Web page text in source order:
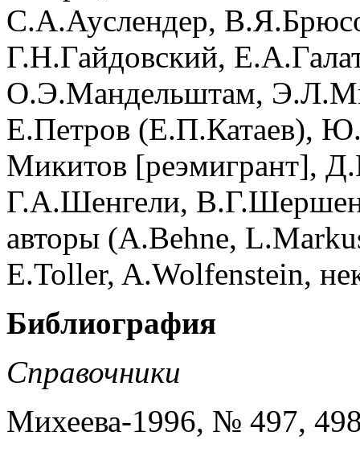
С.А.Ауслендер,
Г.Н.Гайдовский,
О.Э.Мандельштам,
Е.Петров (Е.П.Катаев),
Микитов [реэмигрант],
Г.А.Шенгели,
авторы (A.Behne,
E.Toller, A.Wolfenstein,
Библиография
Справочники
Михеева-1996, № 497,